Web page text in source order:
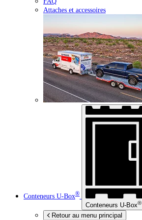
Attaches et accessoires
Conteneurs U-Box®
Conteneurs U-Box®
Retour au menu principal